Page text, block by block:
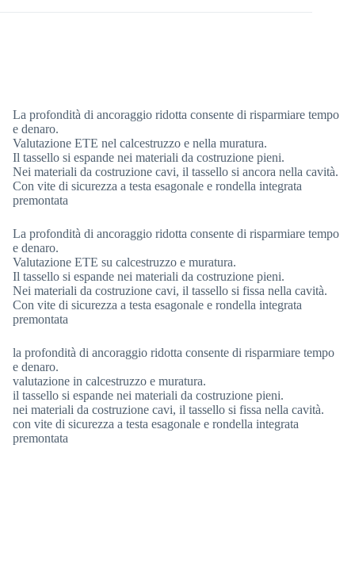
La profondità di ancoraggio ridotta consente di risparmiare tempo
e denaro.
Valutazione ETE nel calcestruzzo e nella muratura.
Il tassello si espande nei materiali da costruzione pieni.
Nei materiali da costruzione cavi, il tassello si ancora nella cavità.
Con vite di sicurezza a testa esagonale e rondella integrata
premontata
La profondità di ancoraggio ridotta consente di risparmiare tempo
e denaro.
Valutazione ETE su calcestruzzo e muratura.
Il tassello si espande nei materiali da costruzione pieni.
Nei materiali da costruzione cavi, il tassello si fissa nella cavità.
Con vite di sicurezza a testa esagonale e rondella integrata
premontata
la profondità di ancoraggio ridotta consente di risparmiare tempo
e denaro.
valutazione in calcestruzzo e muratura.
il tassello si espande nei materiali da costruzione pieni.
nei materiali da costruzione cavi, il tassello si fissa nella cavità.
con vite di sicurezza a testa esagonale e rondella integrata
premontata